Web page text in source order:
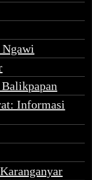
Ngawi
Informasi